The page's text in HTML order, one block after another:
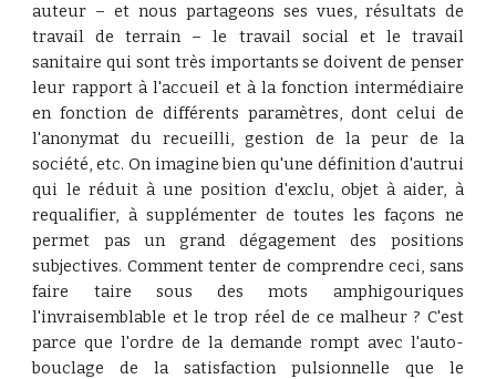
auteur – et nous partageons ses vues, résultats de
travail de terrain – le travail social et le travail
sanitaire qui sont très importants se doivent de penser
leur rapport à l'accueil et à la fonction intermédiaire
en fonction de différents paramètres, dont celui de
l'anonymat du recueilli, gestion de la peur de la
société, etc. On imagine bien qu'une définition d'autrui
qui le réduit à une position d'exclu, objet à aider, à
requalifier, à supplémenter de toutes les façons ne
permet pas un grand dégagement des positions
subjectives. Comment tenter de comprendre ceci, sans
faire taire sous des mots amphigouriques
l'invraisemblable et le trop réel de ce malheur ? C'est
parce que l'ordre de la demande rompt avec l'auto-
bouclage de la satisfaction pulsionnelle que le